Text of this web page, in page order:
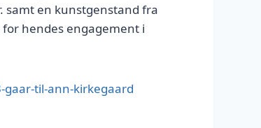
samt en kunstgenstand fra
for hendes engagement i
til-ann-kirkegaard